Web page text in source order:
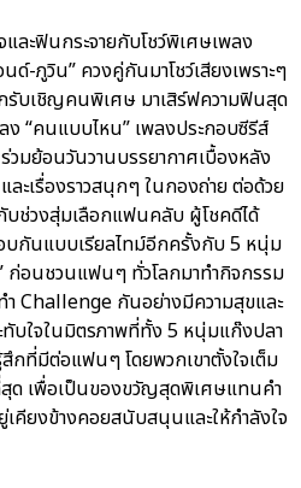
ละฟินกระจายกับโชว์พิเศษเพลง
ด์-ภูวิน” ควงคู่กันมาโชว์เสียงเพราะๆ
รับเชิญคนพิเศษ มาเสิร์ฟความฟินสุด
ง “คนแบบไหน” เพลงประกอบซีรีส์
มย้อนวันวานบรรยากาศเบื้องหลัง
ละเรื่องราวสนุกๆ ในกองถ่าย ต่อด้วย
ช่วงสุ่มเลือกแฟนคลับ ผู้โชคดีได้
บกันแบบเรียลไทม์อีกครั้งกับ 5 หนุ่ม
อนชวนแฟนๆ ทั่วโลกมาทำกิจกรรม
Challenge กันอย่างมีความสุขและ
บใจในมิตรภาพที่ทั้ง 5 หนุ่มแก๊งปลา
กที่มีต่อแฟนๆ โดยพวกเขาตั้งใจเต็ม
ด เพื่อเป็นของขวัญสุดพิเศษแทนคำ
ยงข้างคอยสนับสนุนและให้กำลังใจ